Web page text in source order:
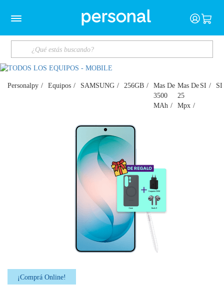
Personalpy Equipos SAMSUNG 256GB
Mas De
3500
MAh
Mas De
25
Mpx
SI SI
¡Comprá Online!